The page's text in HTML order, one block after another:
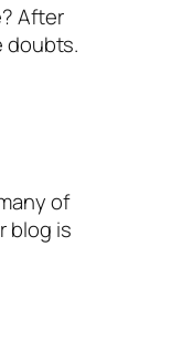
After
doubts.
of
blog is